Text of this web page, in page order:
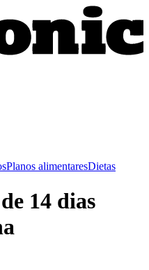
Planos alimentaresDietas
14 dias